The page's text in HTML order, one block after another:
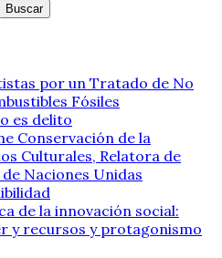
Buscar
por un Tratado de No
Fósiles
es delito
Conservación de la
Culturales, Relatora de
Naciones Unidas
de la innovación social:
y recursos y protagonismo